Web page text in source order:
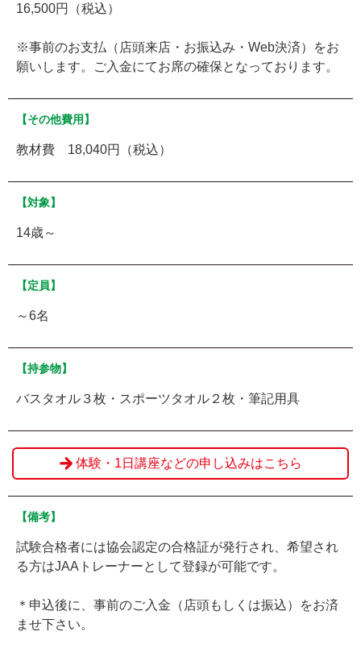
16,500円（税込）
※事前のお支払（店頭来店・お振込み・Web決済）をお
願いします。ご入金にてお席の確保となっております。
【その他費用】
教材費 18,040円（税込）
【対象】
14歳～
【定員】
～6名
【持参物】
バスタオル３枚・スポーツタオル２枚・筆記用具
体験・1日講座などの申し込みはこちら
【備考】
試験合格者には協会認定の合格証が発行され、希望され
る方はJAAトレーナーとして登録が可能です。
＊申込後に、事前のご入金（店頭もしくは振込）をお済
ませ下さい。